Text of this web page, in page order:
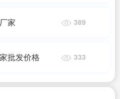
家 389
批发价格 333